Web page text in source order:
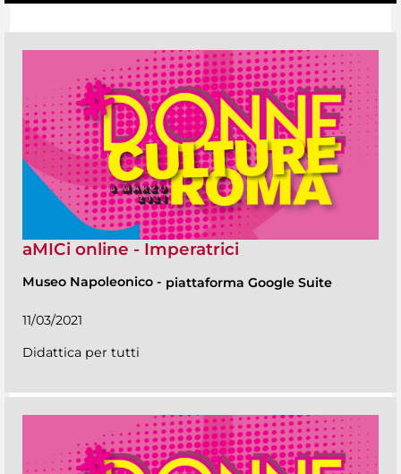
aMICi online - Imperatrici
Museo Napoleonico - piattaforma Google Suite
11/03/2021
Didattica per tutti